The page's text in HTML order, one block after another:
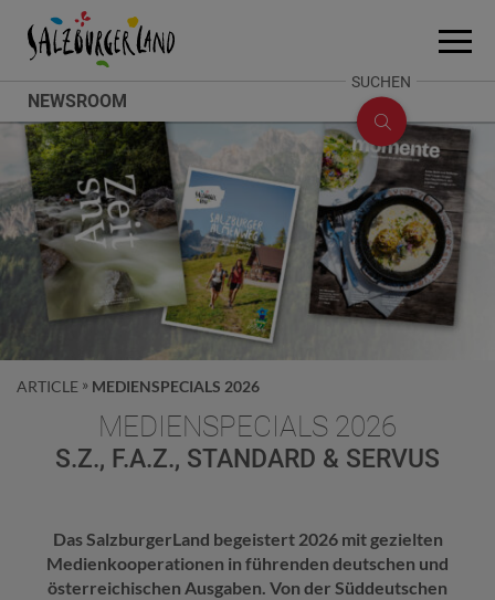
Zum InhaltAccesskey
[0]
Zum SeitenanfangAccesskey
[1]
Zum Fuß-BereichAccesskey
[2]
NEWSROOM
Menü
SUCHEN
SUCHE
ÖFFNEN
ARTICLE MEDIENSPECIALS 2026
MEDIENSPECIALS 2026
S.Z., F.A.Z., STANDARD & SERVUS
Das SalzburgerLand begeistert 2026 mit gezielten
Medienkooperationen in führenden deutschen und
österreichischen Ausgaben. Von der Süddeutschen